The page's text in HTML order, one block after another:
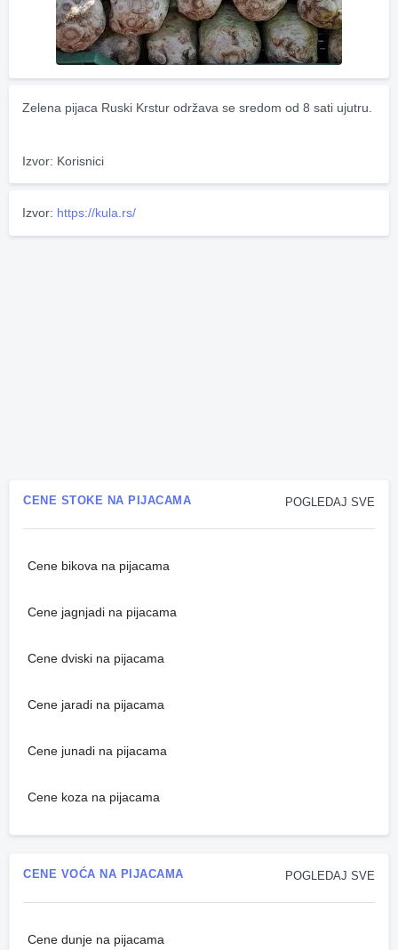
Zelena pijaca Ruski Krstur održava se sredom od 8 sati ujutru.
Izvor: Korisnici
Izvor: https://kula.rs/
POGLEDAJ SVE
CENE STOKE NA PIJACAMA
Cene bikova na pijacama
Cene jagnjadi na pijacama
Cene dviski na pijacama
Cene jaradi na pijacama
Cene junadi na pijacama
Cene koza na pijacama
POGLEDAJ SVE
CENE VOĆA NA PIJACAMA
Cene dunje na pijacama